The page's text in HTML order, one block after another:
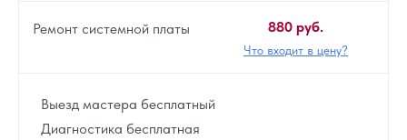
Ремонт системной платы 880 руб.
Что входит в цену?
Выезд мастера бесплатный
Диагностика бесплатная